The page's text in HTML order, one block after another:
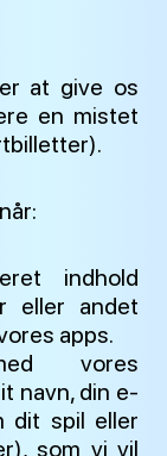
at give os
en mistet
indhold
eller andet
apps.
vores
navn, din e-
dit spil eller
som vi vil